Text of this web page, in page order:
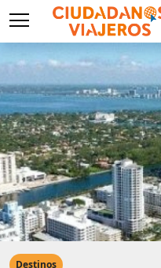
menu
Destinos